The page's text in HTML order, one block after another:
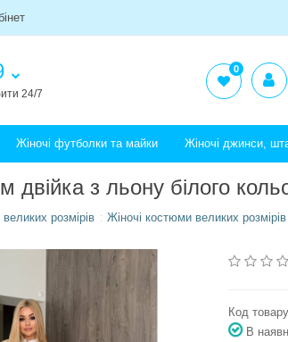
24/7
0
Жіночі футболки та майки Жіночі джинси,
двійка з льону білого
розмірів Жіночі костюми великих розмірів
Код
В